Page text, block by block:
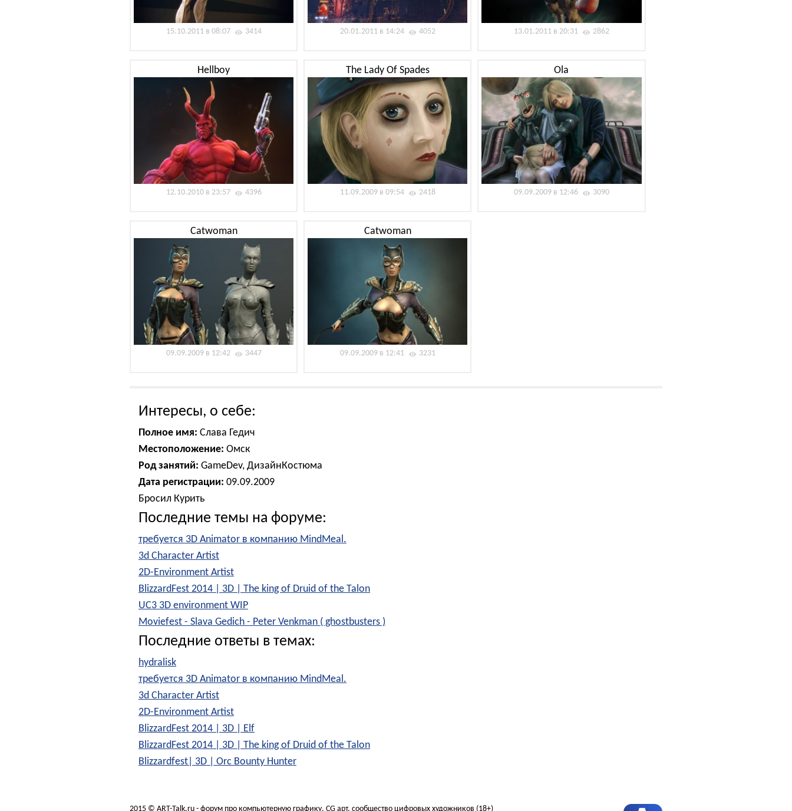
15.10.2011 в 08:07 3414 20.01.2011 в 14:24 4052 13.01.2011 в 20:31 2862
Hellboy
12.10.2010 в 23:57 4396
The Lady Of Spades
11.09.2009 в 09:54 2418
Ola
09.09.2009 в 12:46 3090
Catwoman
09.09.2009 в 12:42 3447
Catwoman
09.09.2009 в 12:41 3231
Интересы, о себе:
Полное имя: Слава Гедич
Местоположение: Омск
Род занятий: GameDev, ДизайнКостюма
Дата регистрации: 09.09.2009
Бросил Курить
Последние темы на форуме:
требуется 3D Animator в компанию MindMeal.
3d Character Artist
2D-Environment Artist
BlizzardFest 2014 | 3D | The king of Druid of the Talon
UC3 3D environment WIP
Moviefest - Slava Gedich - Peter Venkman ( ghostbusters )
Последние ответы в темах:
hydralisk
требуется 3D Animator в компанию MindMeal.
3d Character Artist
2D-Environment Artist
BlizzardFest 2014 | 3D | Elf
BlizzardFest 2014 | 3D | The king of Druid of the Talon
Blizzardfest| 3D | Orc Bounty Hunter
2015 © ART-Talk.ru - форум про компьютерную графику, CG арт, сообщество цифровых художников (18+)